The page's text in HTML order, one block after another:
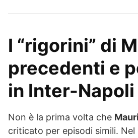
I “rigorini” di
precedenti e
in Inter-Napoli
Non è la prima volta che
criticato per episodi simili.